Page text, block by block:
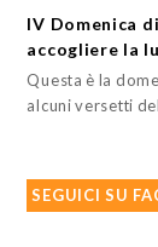
IV Domenica
accogliere la
Questa è la
alcuni versetti
SEGUICI SU